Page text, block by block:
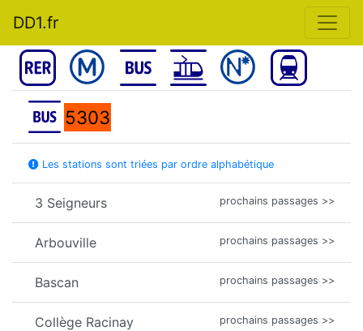
DD1.fr
5303
Les stations sont triées par ordre alphabétique
3 Seigneurs prochains passages >>
Arbouville prochains passages >>
Bascan prochains passages >>
Collège Racinay prochains passages >>